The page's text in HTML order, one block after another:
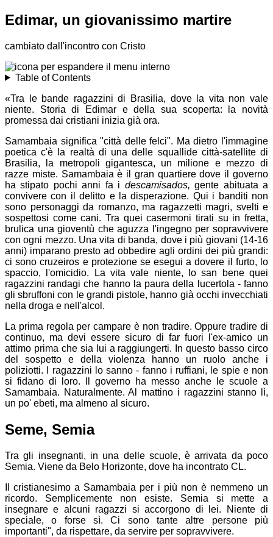
Edimar, un giovanissimo martire
cambiato dall'incontro con Cristo
Table of Contents
«Tra le bande ragazzini di Brasilia, dove la vita non vale
niente. Storia di Edimar e della sua scoperta: la novità
promessa dai cristiani inizia già ora.
Samambaia significa "città delle felci". Ma dietro l'immagine
poetica c'è la realtà di una delle squallide città-satellite di
Brasilia, la metropoli gigantesca, un milione e mezzo di
razze miste. Samambaia è il gran quartiere dove il governo
ha stipato pochi anni fa i descamisados, gente abituata a
convivere con il delitto e la disperazione. Qui i banditi non
sono personaggi da romanzo, ma ragazzetti magri, svelti e
sospettosi come cani. Tra quei casermoni tirati su in fretta,
brulica una gioventù che aguzza l'ingegno per sopravvivere
con ogni mezzo. Una vita di banda, dove i più giovani (14-16
anni) imparano presto ad obbedire agli ordini dei più grandi:
ci sono cruzeiros e protezione se esegui a dovere il furto, lo
spaccio, l'omicidio. La vita vale niente, lo san bene quei
ragazzini randagi che hanno la paura della lucertola - fanno
gli sbruffoni con le grandi pistole, hanno già occhi invecchiati
nella droga e nell'alcol.
La prima regola per campare è non tradire. Oppure tradire di
continuo, ma devi essere sicuro di far fuori l'ex-amico un
attimo prima che sia lui a raggiungerti. In questo basso circo
del sospetto e della violenza hanno un ruolo anche i
poliziotti. I ragazzini lo sanno - fanno i ruffiani, le spie e non
si fidano di loro. Il governo ha messo anche le scuole a
Samambaia. Naturalmente. Al mattino i ragazzini stanno lì,
un po' ebeti, ma almeno al sicuro.
Seme, Semia
Tra gli insegnanti, in una delle scuole, è arrivata da poco
Semia. Viene da Belo Horizonte, dove ha incontrato CL.
Il cristianesimo a Samambaia per i più non è nemmeno un
ricordo. Semplicemente non esiste. Semia si mette a
insegnare e alcuni ragazzi si accorgono di lei. Niente di
speciale, o forse sì. Ci sono tante altre persone più
importanti", da rispettare, da servire per sopravvivere.